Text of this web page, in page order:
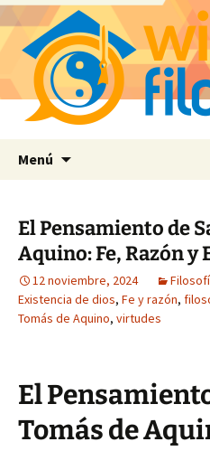
Menú
El Pensamiento de
Aquino: Fe, Razón y
12 noviembre, 2024
Existencia de dios, Fe y razón,
Tomás de Aquino, virtudes
El
Tomás de